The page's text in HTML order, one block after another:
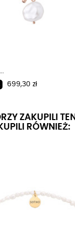
Cena
699,30 zł
ZAKUPILI
RÓWNIEŻ: